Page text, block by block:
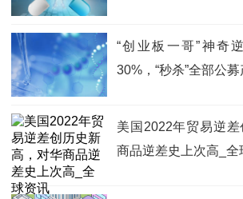
“创业板一哥”神奇
30%，“秒杀”全部公
美国2022年贸易逆
商品逆差史上次高_全